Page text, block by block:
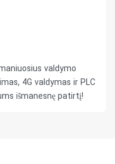
valdymo
4G valdymas ir PLC
išmanesnę patirtį!